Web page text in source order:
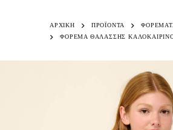
ΑΡΧΙΚΗ ΠΡΟΪΌΝΤΑ
ΦΟΡΕΜΑ ΘΑΛΑΣΣΗΣ